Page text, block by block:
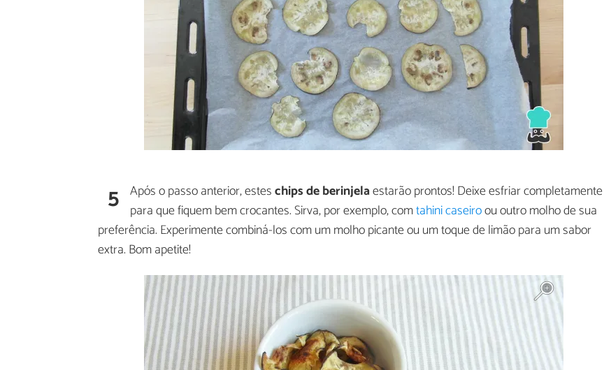
5 Após o passo anterior, esteschips de berinjelaestarão prontos! Deixe esfriar completamente
para que fiquem bem crocantes. Sirva, por exemplo, comtahini caseiroou outro molho de sua
preferência. Experimente combiná-los com um molho picante ou um toque de limão para um sabor
extra. Bom apetite!